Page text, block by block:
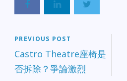
PREVIOUS POST
Castro Theatre座椅是
否拆除？爭論激烈